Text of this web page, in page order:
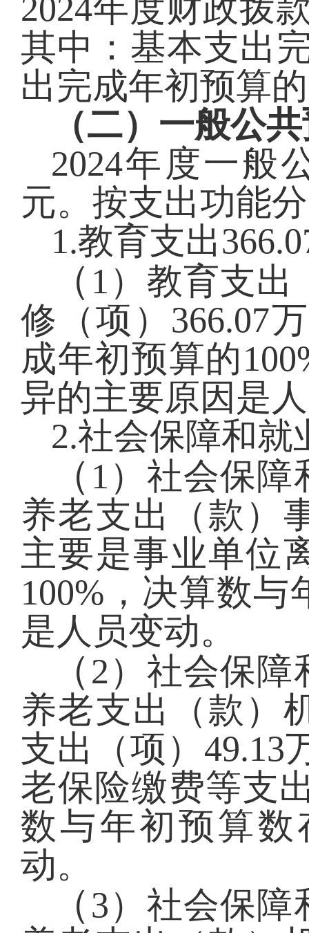
2024年度财政拨
其中：基本支出
出完成年初预算的
（二）一般公
2024年度一般
元。按支出功能
1.教育支出
（ 1）教育支出
修（项）366.07
成年初预算的
异的主要原因是
2.社会保障和就
（ 1）社会保障
养老支出（款）
主要是事业单位
100%，决算数
是人员变动。
（ 2）社会保障
养老支出（款）
支出（项）49.13
老保险缴费等支
数与年初预算
动。
（ 3）社会保障